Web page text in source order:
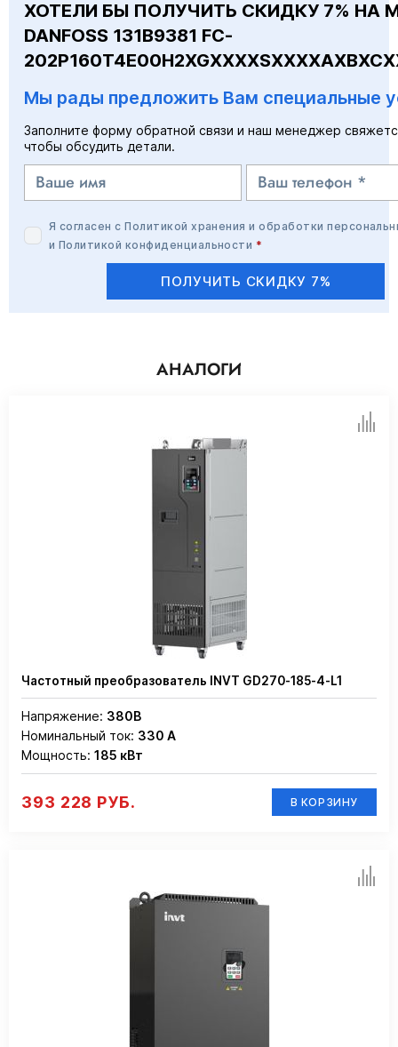
ХОТЕЛИ БЫ ПОЛУЧИТЬ СКИДКУ 7% НА
DANFOSS 131B9381 FC-
Мы рады предложить Вам специальные
Заполните форму обратной связи и наш менеджер
чтобы обсудить детали.
Я согласен сПолитикой хранения и обработки
и Политикой конфиденциальности *
ПОЛУЧИТЬ СКИДКУ 7%
АНАЛОГИ
Частотный преобразователь INVT GD270-185-4-L1
Напряжение: 380В
Номинальный ток: 330 А
Мощность: 185 кВт
393 228 РУБ. В КОРЗИНУ